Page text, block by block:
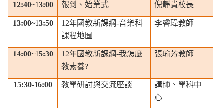
12:40~13:00 報到、始業式 倪靜貴校長
13:00~13:50 12年國教新課綱-音樂科
課程地圖
李睿瑋教師
14:00~15:30 12年國教新課綱-我怎麼
教素養?
張瑜芳教師
15:30-16:00 教學研討與交流座談
講師、學科中
心